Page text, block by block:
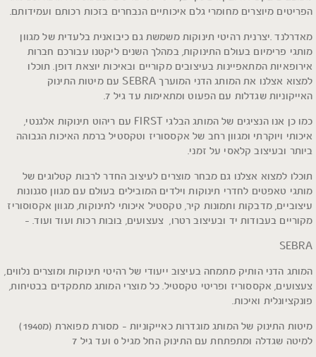
הפריטים מיוצרים מחומרי גלם איכותיים הנבחרים בזכות רכותם ועמידותם.
מאדרלנד .יצרנית רהיטי תינוקות משמשת גם כיבואנית בלעדית של מגוון
מותגי פרימיום בעולם התינוקות, במהלך השנים ליקטנו עבורכם חברות
אירופאיות המתאפיינות בעיצובים מקוריים ובאיכות יוצאת דופן. תוכלו
למצוא אצלנו את המותג הדני המוערך SEBRA עם מיטות התינוק
האייקוניות שגדלות עם הפעוט ומתאימות עד גיל 7.
כמו כן אנו הנציגים של המותג הבלגי FIRST עם ריהוט תינוקות אלגנטי,
איכותי ויוקרתי ומגוון רחב של אקססוריז וטקסטיל ברמת האיכות הגבוהה
ביותר ובעיצוב קלאסי על זמני.
תוכלו למצוא אצלנו גם מבחר מוצרים לעיצוב החדר לרבות קטלוגים של
מותגי טאפטים לחדרי תינוקות וילדים המובילים בעולם עם מגוון סגנונות
עיצוביים, מדבקות ותמונות קיר, טקסטיל איכותי לתינוקות, מגוון אקסוסוריז
מקוריים בעבודות יד ובעיצוב רטרו, צעצועים, בובות רכות ועוד ועוד. –
SEBRA
המותג הדני הותיק מתמחה בעיצוב ייעודי של רהיטי תינוקות ומוצרים נלווים,
צעצועים, אקססוריז ופריטי טקסטיל. כל מוצרי המותג מתמקדים בבטיחות,
פונקציונלית ואיכות.
מיטות התינוק של המותג מוגדרות כאייקוניות – מסורת מפוארת (מ1940)
למיטה שגדלה ומתפתחת עם התינוק החל מגיל 0 ועד גיל 7